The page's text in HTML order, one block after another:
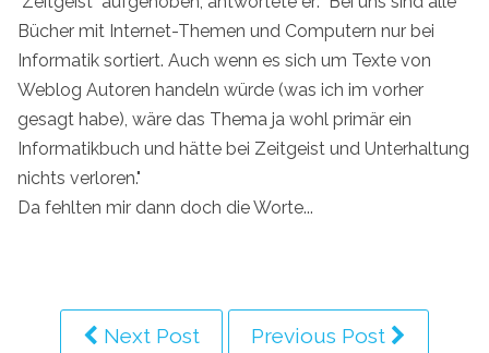
Bücher mit Internet-Themen und Computern nur bei
Informatik sortiert. Auch wenn es sich um Texte von
Weblog Autoren handeln würde (was ich im vorher
gesagt habe), wäre das Thema ja wohl primär ein
Informatikbuch und hätte bei Zeitgeist und Unterhaltung
nichts verloren."
Da fehlten mir dann doch die Worte...
Next Post Previous Post